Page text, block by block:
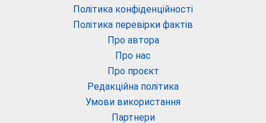
Політика конфіденційності
Політика перевірки фактів
Про автора
Про нас
Про проєкт
Редакційна політика
Умови використання
Партнери